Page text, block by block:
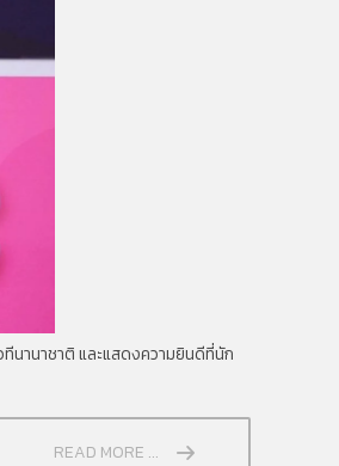
นานาชาติ และแสดงความยินดีที่นัก
READ MORE ...